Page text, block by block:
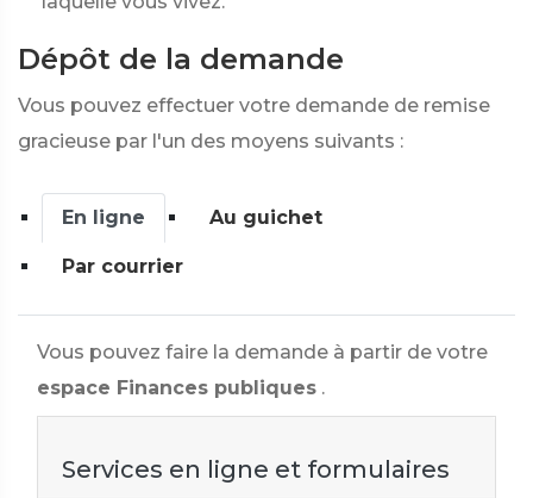
Dépôt de la demande
Vous pouvez effectuer votre demande de remise
gracieuse par l'un des moyens suivants :
En ligne Au guichet
Par courrier
Vous pouvez faire la demande à partir de votre
espace Finances publiques .
Services en ligne et formulaires